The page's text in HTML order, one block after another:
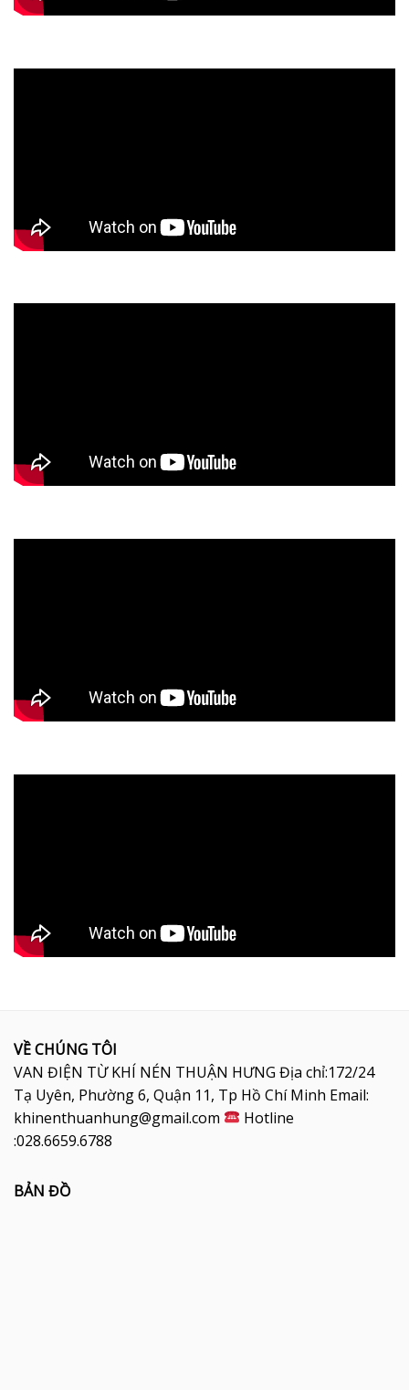
VỀ CHÚNG TÔI
VAN ĐIỆN TỪ KHÍ NÉN THUẬN HƯNG Địa chỉ:172/24
Tạ Uyên, Phường 6, Quận 11, Tp Hồ Chí Minh Email:
khinenthuanhung@gmail.com
Hotline
:028.6659.6788
BẢN ĐỒ